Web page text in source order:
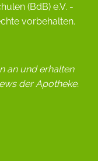
(BdB) e.V. -
vorbehalten.
an und erhalten
der Apotheke.